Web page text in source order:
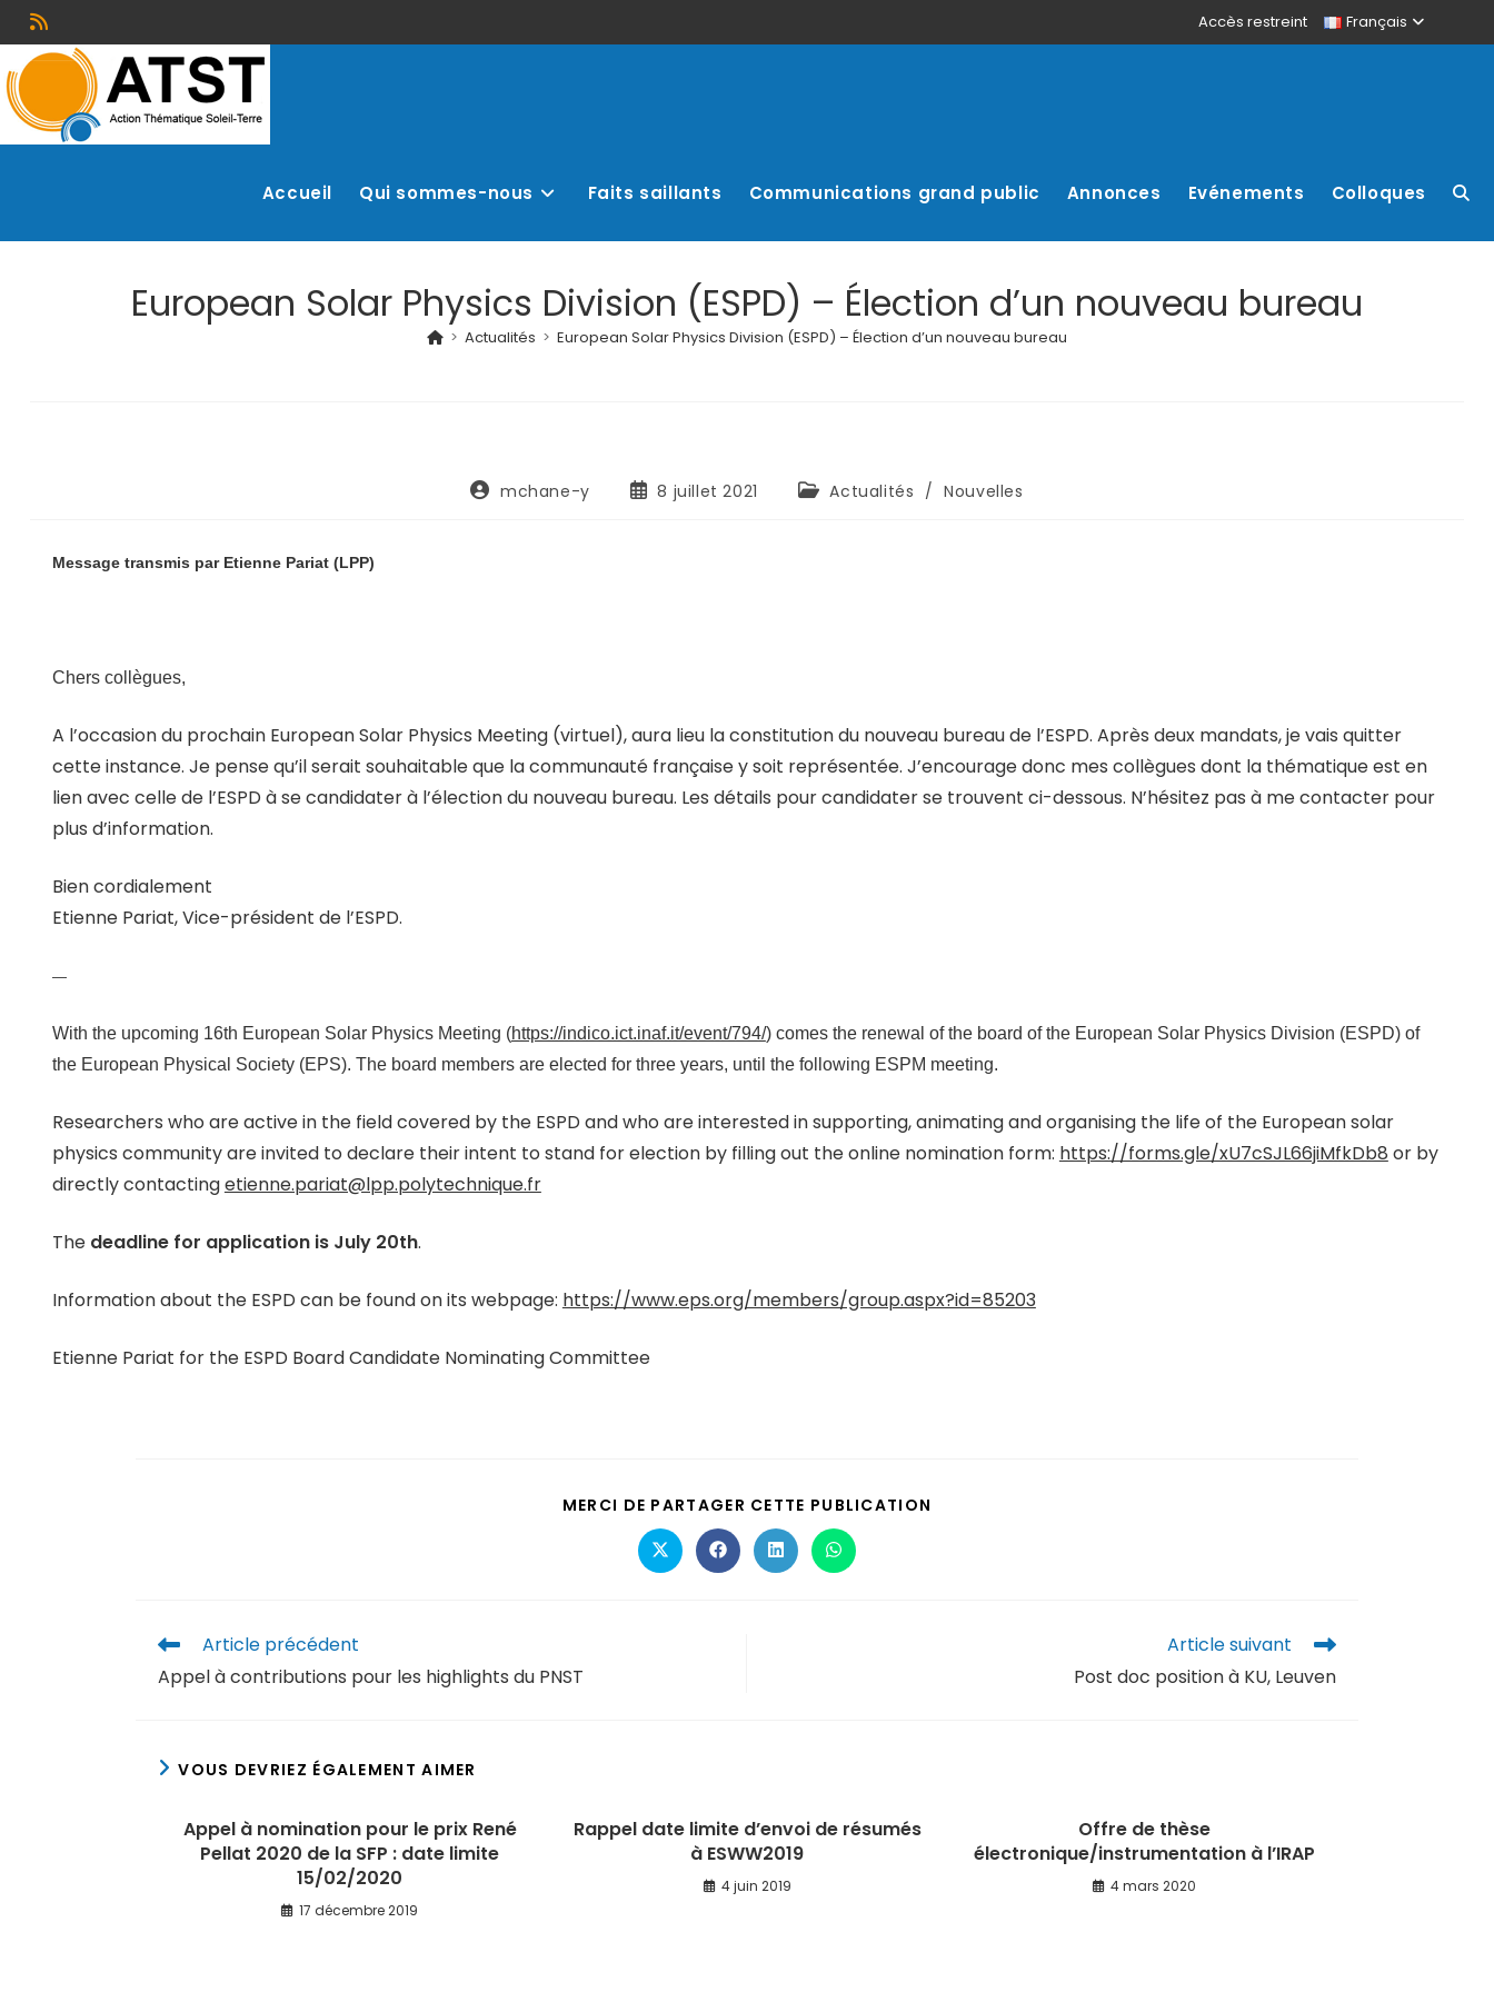
Accès restreint Français
Accueil Qui sommes-nous Faits saillants Communications grand public Annonces Evénements Colloques
European Solar Physics Division (ESPD) – Élection d’un nouveau bureau
> Actualités > European Solar Physics Division (ESPD) – Élection d’un nouveau bureau
mchane-y 8 juillet 2021 Actualités / Nouvelles
Message transmis par Etienne Pariat (LPP)
Chers collègues,
A l’occasion du prochain European Solar Physics Meeting (virtuel), aura lieu la constitution du nouveau bureau de l’ESPD. Après deux mandats, je vais quitter
cette instance. Je pense qu’il serait souhaitable que la communauté française y soit représentée. J’encourage donc mes collègues dont la thématique est en
lien avec celle de l’ESPD à se candidater à l’élection du nouveau bureau. Les détails pour candidater se trouvent ci-dessous. N’hésitez pas à me contacter pour
plus d’information.
Bien cordialement
Etienne Pariat, Vice-président de l’ESPD.
—
With the upcoming 16th European Solar Physics Meeting (https://indico.ict.inaf.it/event/794/) comes the renewal of the board of the European Solar Physics Division (ESPD) of
the European Physical Society (EPS). The board members are elected for three years, until the following ESPM meeting.
Researchers who are active in the field covered by the ESPD and who are interested in supporting, animating and organising the life of the European solar
physics community are invited to declare their intent to stand for election by filling out the online nomination form: https://forms.gle/xU7cSJL66jiMfkDb8 or by
directly contactingetienne.pariat@lpp.polytechnique.fr
The deadline for application is July 20th.
Information about the ESPD can be found on its webpage: https://www.eps.org/members/group.aspx?id=85203
Etienne Pariat for the ESPD Board Candidate Nominating Committee
MERCI DE PARTAGER CETTE PUBLICATION
Article précédent
Appel à contributions pour les highlights du PNST
Article suivant
Post doc position à KU, Leuven
VOUS DEVRIEZ ÉGALEMENT AIMER
Appel à nomination pour le prix René
Pellat 2020 de la SFP : date limite
15/02/2020
17 décembre 2019
Rappel date limite d’envoi de résumés
à ESWW2019
4 juin 2019
Offre de thèse
électronique/instrumentation à l’IRAP
4 mars 2020